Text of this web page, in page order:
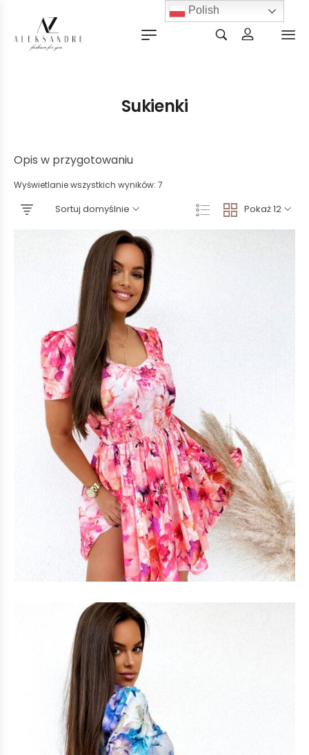
Sukienki
Opis w przygotowaniu
Wyświetlanie wszystkich wyników: 7
Pokaż 12
Sortuj domyślnie
Polish